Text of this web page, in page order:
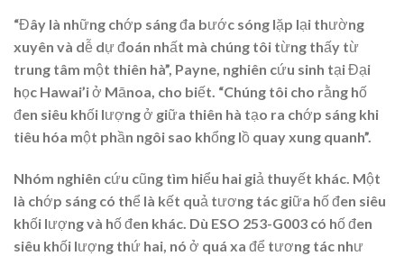
“Đây là những chớp sáng đa bước sóng lặp lại thường
xuyên và dễ dự đoán nhất mà chúng tôi từng thấy từ
trung tâm một thiên hà”, Payne, nghiên cứu sinh tại Đại
học Hawai’i ở Mānoa, cho biết. “Chúng tôi cho rằng hố
đen siêu khối lượng ở giữa thiên hà tạo ra chớp sáng khi
tiêu hóa một phần ngôi sao khổng lồ quay xung quanh”.
Nhóm nghiên cứu cũng tìm hiểu hai giả thuyết khác. Một
là chớp sáng có thể là kết quả tương tác giữa hố đen siêu
khối lượng và hố đen khác. Dù ESO 253-G003 có hố đen
siêu khối lượng thứ hai, nó ở quá xa để tương tác như